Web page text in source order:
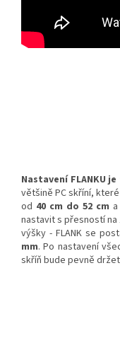
Nastavení FLANKU
většině PC skříní,
od 40 cm do 52 cm
nastavit s přesností na
výšky - FLANK se
mm. Po nastavení
skříň bude pevně